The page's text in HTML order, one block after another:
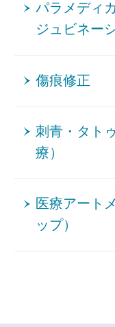
パラメディ
ジュビネー
傷痕修正
刺青・タト
療）
医療アート
ップ）